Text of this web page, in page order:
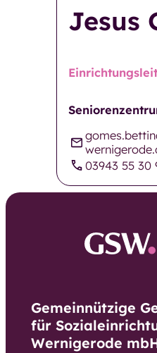
Restaurant
Pflegekosten
Neuigkeiten
Einrichtungen
Über die GSW
Unser Team
Aufsichtsrat
Unsere Pläne für
Jesus
03943 55 30
Gemeinnützige
für
Wernigerode